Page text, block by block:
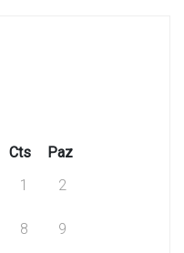
Cts
Paz
1
2
8 9